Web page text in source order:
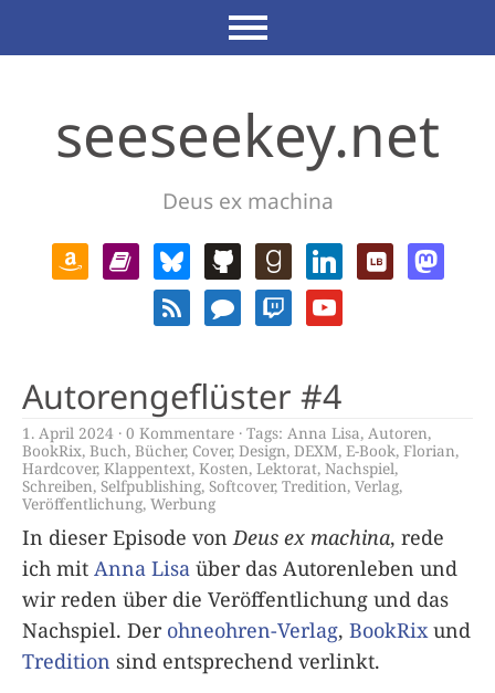
seeseekey.net
Deus ex machina
Autorengeflüster #4
1. April 2024 0 Kommentare Tags: Anna Lisa, Autoren,
BookRix, Buch, Bücher, Cover, Design, DEXM, E-Book, Florian,
Hardcover, Klappentext, Kosten, Lektorat, Nachspiel,
Schreiben, Selfpublishing, Softcover, Tredition, Verlag,
Veröffentlichung, Werbung
In dieser Episode von Deus ex machina, rede
ich mit Anna Lisa über das Autorenleben und
wir reden über die Veröffentlichung und das
Nachspiel. Der ohneohren-Verlag, BookRix und
Tredition sind entsprechend verlinkt.